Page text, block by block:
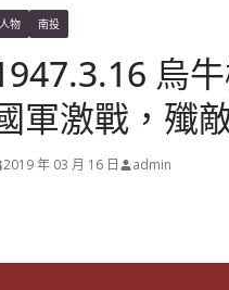
人物 南投
烏
軍激戰，殲
2019 年 03 月 16 日 admin